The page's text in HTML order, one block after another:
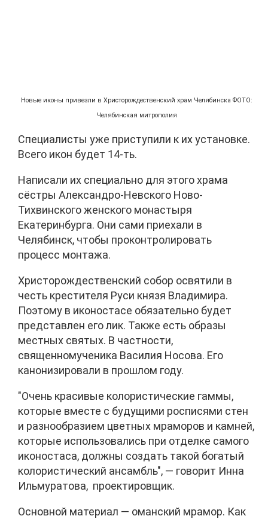
Новые иконы привезли в Христорождественский храм Челябинска ФОТО:
Челябинская митрополия
Специалисты уже приступили к их установке.
Всего икон будет 14-ть.
Написали их специально для этого храма
сёстры Александро-Невского Ново-
Тихвинского женского монастыря
Екатеринбурга. Они сами приехали в
Челябинск, чтобы проконтролировать
процесс монтажа.
Христорождественский собор освятили в
честь крестителя Руси князя Владимира.
Поэтому в иконостасе обязательно будет
представлен его лик. Также есть образы
местных святых. В частности,
священномученика Василия Носова. Его
канонизировали в прошлом году.
"Очень красивые колористические гаммы,
которые вместе с будущими росписями стен
и разнообразием цветных мраморов и камней,
которые использовались при отделке самого
иконостаса, должны создать такой богатый
колористический ансамбль", — говорит Инна
Ильмуратова, проектировщик.
Основной материал — оманский мрамор. Как